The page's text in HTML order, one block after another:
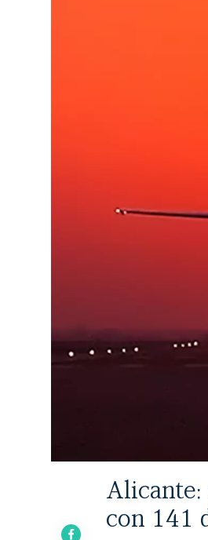
Alicante:
con 141